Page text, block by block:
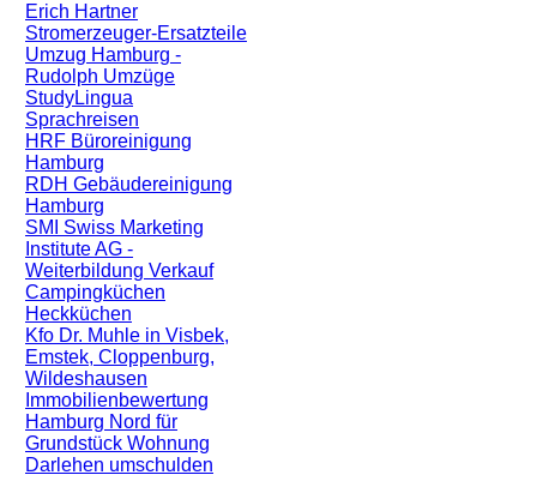
Erich Hartner
Stromerzeuger-Ersatzteile
Umzug Hamburg -
Rudolph Umzüge
StudyLingua
Sprachreisen
HRF Büroreinigung
Hamburg
RDH Gebäudereinigung
Hamburg
SMI Swiss Marketing
Institute AG -
Weiterbildung Verkauf
Campingküchen
Heckküchen
Kfo Dr. Muhle in Visbek,
Emstek, Cloppenburg,
Wildeshausen
Immobilienbewertung
Hamburg Nord für
Grundstück Wohnung
Darlehen umschulden